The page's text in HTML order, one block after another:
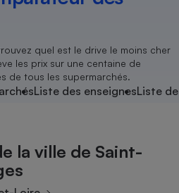
quel est le drive le moins cher
les prix sur une centaine de
de tous les supermarchés.
Liste des enseignesListe
la ville de Saint-
Nutrition
Assurance auto
Magasin - Grande surface
Marketing - Fidélisation
Système judiciairegratuit
Air
Energie
Location
Sport
Vacances - Tourisme
électrique
Senior
Service marchand
Transport aérien